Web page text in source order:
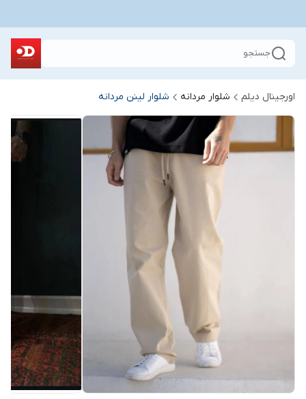
جستجو
اورجینال دیلم شلوار مردانه شلوار لینن مردانه